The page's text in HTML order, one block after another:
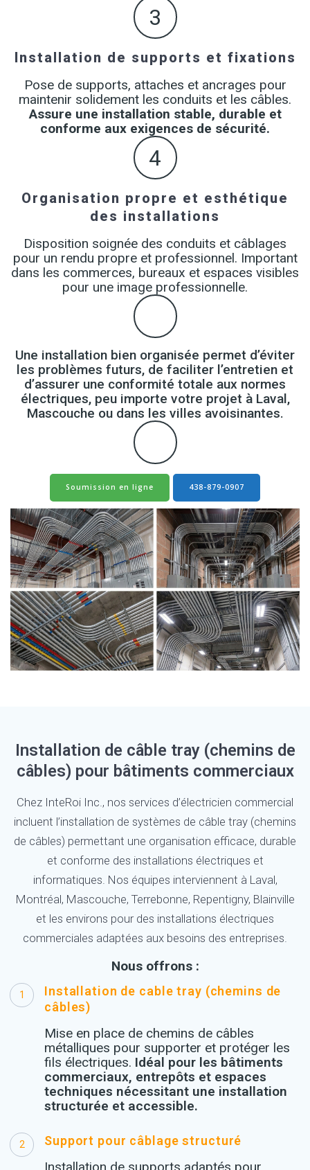
3
Installation de supports et fixations
Pose de supports, attaches et ancrages pour
maintenir solidement les conduits et les câbles.
Assure une installation stable, durable et
conforme aux exigences de sécurité.
4
Organisation propre et esthétique
des installations
Disposition soignée des conduits et câblages
pour un rendu propre et professionnel. Important
dans les commerces, bureaux et espaces visibles
pour une image professionnelle.
Une installation bien organisée permet d’éviter
les problèmes futurs, de faciliter l’entretien et
d’assurer une conformité totale aux normes
électriques, peu importe votre projet à Laval,
Mascouche ou dans les villes avoisinantes.
Soumission en ligne 438-879-0907
Installation de câble tray (chemins de
câbles) pour bâtiments commerciaux
Chez InteRoi Inc., nos services d’électricien commercial
incluent l’installation de systèmes de câble tray (chemins
de câbles) permettant une organisation efficace, durable
et conforme des installations électriques et
informatiques. Nos équipes interviennent à Laval,
Montréal, Mascouche, Terrebonne, Repentigny, Blainville
et les environs pour des installations électriques
commerciales adaptées aux besoins des entreprises.
Nous offrons :
1
Installation de cable tray (chemins de
câbles)
Mise en place de chemins de câbles
métalliques pour supporter et protéger les
fils électriques. Idéal pour les bâtiments
commerciaux, entrepôts et espaces
techniques nécessitant une installation
structurée et accessible.
2 Support pour câblage structuré
Installation de supports adaptés pour